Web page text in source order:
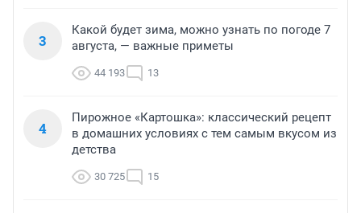
3
Какой будет зима, можно узнать по погоде 7
августа, — важные приметы
44 193 13
4
Пирожное «Картошка»: классический рецепт
в домашних условиях с тем самым вкусом из
детства
30 725 15